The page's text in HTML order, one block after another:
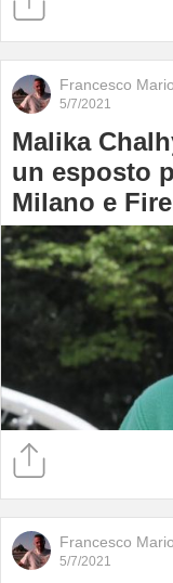
Francesco
5/7/2021
Malika
un esposto
Milano e
Francesco
5/7/2021